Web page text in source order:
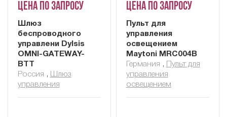
Цена по запросу
Шлюз
беспроводного
управлени Dylsis
OMNI-GATEWAY-
BTT
Россия ,
Шлюз
управления
Цена по запросу
Пульт для
управления
освещением
Maytoni MRC004B
Германия ,
Пульт для
управления
освещением